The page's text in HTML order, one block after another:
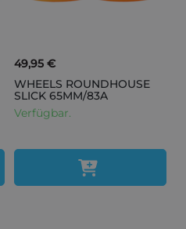
49,95 €
WHEELS ROUNDHOUSE
SLICK 65MM/83A
Verfügbar.